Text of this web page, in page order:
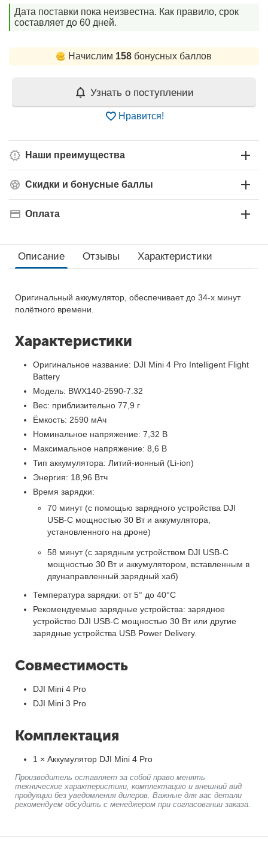
Дата поставки пока неизвестна. Как правило, срок
составляет до 60 дней.
Начислим 158 бонусных баллов
Узнать о поступлении
Нравится!
Наши преимущества
Скидки и бонусные баллы
Оплата
Описание Отзывы Характеристики
Оригинальный аккумулятор, обеспечивает до 34-х минут
полётного времени.
Характеристики
Оригинальное название: DJI Mini 4 Pro Intelligent Flight
Battery
Модель: BWX140-2590-7.32
Вес: приблизительно 77,9 г
Ёмкость: 2590 мАч
Номинальное напряжение: 7,32 В
Максимальное напряжение: 8,6 В
Тип аккумулятора: Литий-ионный (Li-ion)
Энергия: 18,96 Втч
Время зарядки:
70 минут (с помощью зарядного устройства DJI
USB-C мощностью 30 Вт и аккумулятора,
установленного на дроне)
58 минут (с зарядным устройством DJI USB-C
мощностью 30 Вт и аккумулятором, вставленным в
двунаправленный зарядный хаб)
Температура зарядки: от 5° до 40°C
Рекомендуемые зарядные устройства: зарядное
устройство DJI USB-C мощностью 30 Вт или другие
зарядные устройства USB Power Delivery.
Совместимость
DJI Mini 4 Pro
DJI Mini 3 Pro
Комплектация
1 × Аккумулятор DJI Mini 4 Pro
Производитель оставляет за собой право менять
технические характеристики, комплектацию и внешний вид
продукции без уведомления дилеров. Важные для вас детали
рекомендуем обсудить с менеджером при согласовании заказа.